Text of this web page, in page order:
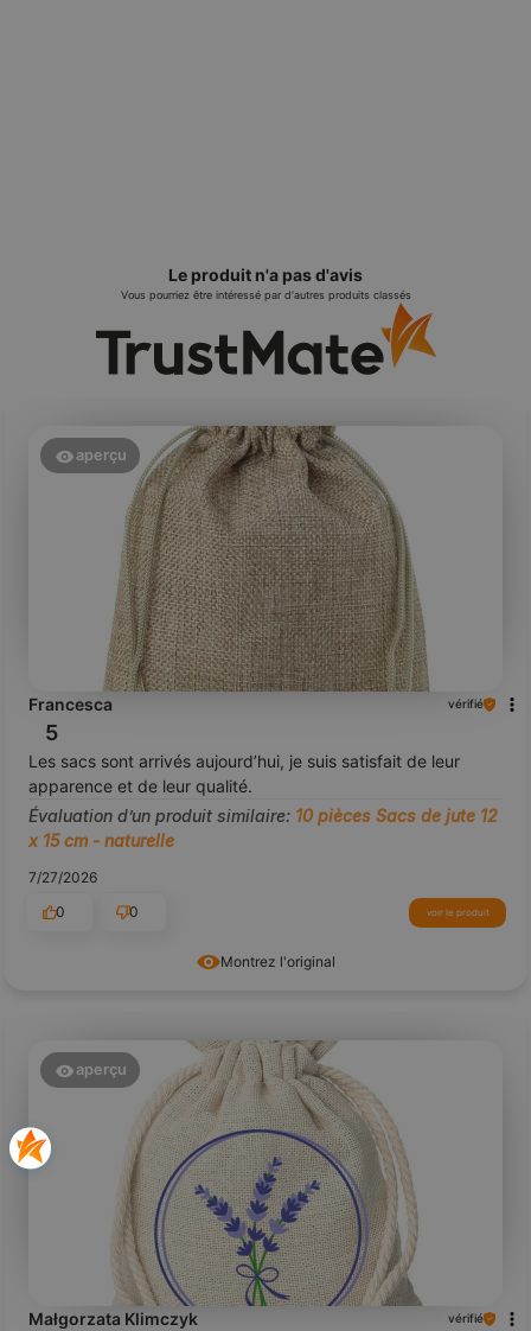
Le produit n'a pas d'avis
Vous pourriez être intéressé par d'autres produits classés
Montrez l'original
aperçu
Francesca vérifié
5
Les sacs sont arrivés aujourd’hui, je suis satisfait de leur
apparence et de leur qualité.
Évaluation d’un produit similaire: 10 pièces Sacs de jute 12
x 15 cm - naturelle
7/27/2026
0
0 voir le produit
aperçu
Małgorzata Klimczyk vérifié